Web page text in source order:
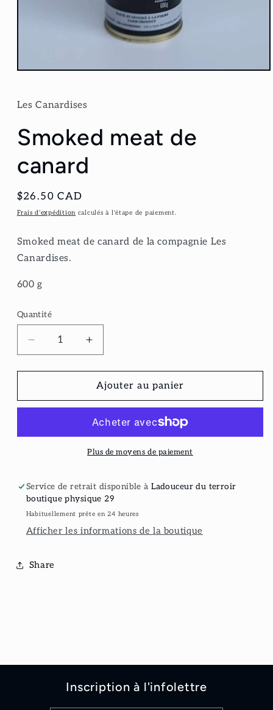
Ouvrir
1
dans
fenêtre
modale
Les Canardises
Smoked meat de
canard
Prix
habituel
$26.50 CAD
Frais d'expéditioncalculés à l'étape de paiement.
Smoked meat de canard de la compagnie Les
Canardises.
600 g
Quantité
Réduire
la
quantité
Smoked
canard
Augmenter
la
quantité
de
Smoked
de
canard
Ajouter au panier
Plus de moyens de paiement
Service de retrait disponible àLadouceur du terroir
boutique physique 29
Habituellement prête en 24 heures
Afficher les informations de la boutique
Share
Inscription à l'infolettre